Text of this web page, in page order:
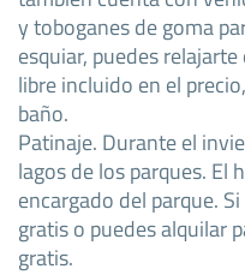
y toboganes de goma
esquiar, puedes
libre incluido en el
baño.
Patinaje. Durante el
lagos de los parques. El
encargado del parque.
gratis o puedes alquilar
gratis.